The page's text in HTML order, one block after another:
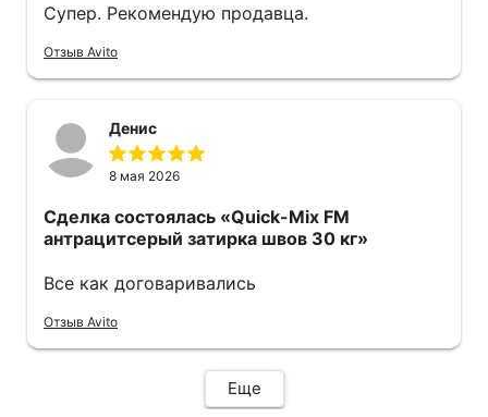
Супер. Рекомендую продавца.
Отзыв Avito
Денис
8 мая 2026
Сделка состоялась «Quick-Mix FM
антрацитсерый затирка швов 30 кг»
Все как договаривались
Отзыв Avito
Еще